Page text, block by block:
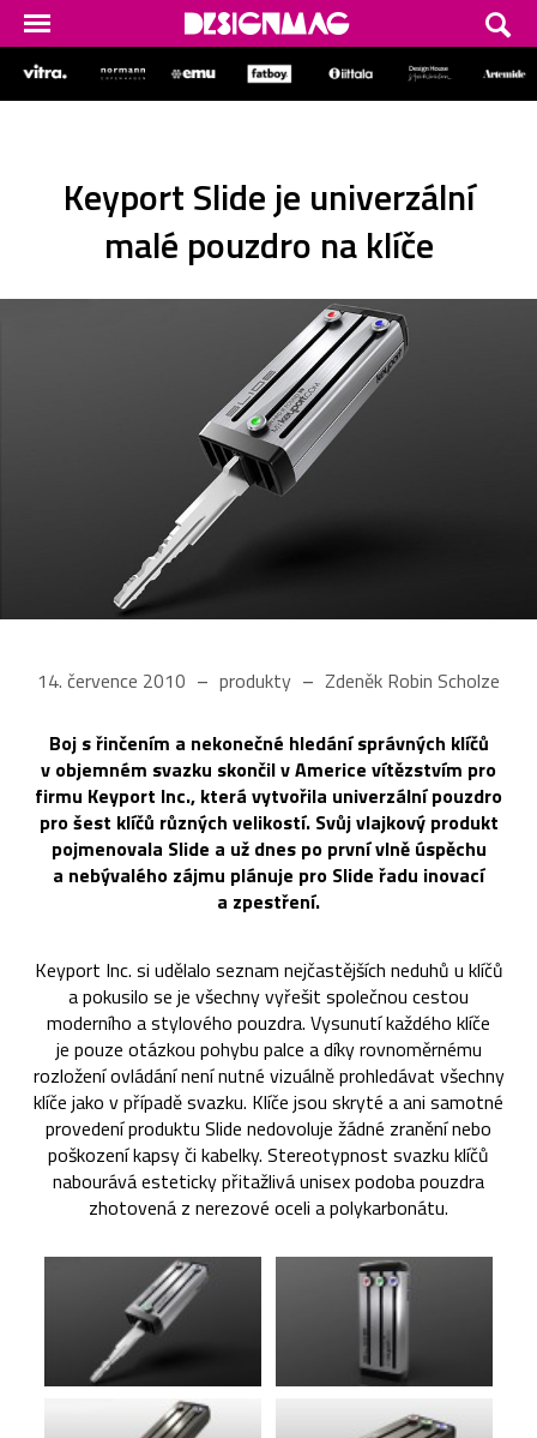
Keyport Slide je univerzální
malé pouzdro na klíče
14. července 2010 produkty Zdeněk Robin Scholze
Boj s řinčením a nekonečné hledání správných klíčů
v objemném svazku skončil v Americe vítězstvím pro
firmu Keyport Inc., která vytvořila univerzální pouzdro
pro šest klíčů různých velikostí. Svůj vlajkový produkt
pojmenovala Slide a už dnes po první vlně úspěchu
a nebývalého zájmu plánuje pro Slide řadu inovací
a zpestření.
Keyport Inc. si udělalo seznam nejčastějších neduhů u klíčů
a pokusilo se je všechny vyřešit společnou cestou
moderního a stylového pouzdra. Vysunutí každého klíče
je pouze otázkou pohybu palce a díky rovnoměrnému
rozložení ovládání není nutné vizuálně prohledávat všechny
klíče jako v případě svazku. Klíče jsou skryté a ani samotné
provedení produktu Slide nedovoluje žádné zranění nebo
poškození kapsy či kabelky. Stereotypnost svazku klíčů
nabourává esteticky přitažlivá unisex podoba pouzdra
zhotovená z nerezové oceli a polykarbonátu.